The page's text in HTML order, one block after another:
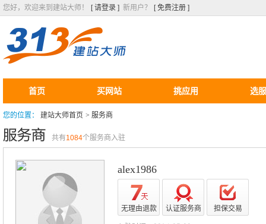
您好，欢迎来到建站大师！ [ 请登录 ] 新用户？ [ 免费注册 ]
首页 买网站 挑应用 选
您的位置： 建站大师首页 > 服务商
共有1084个服务商入驻
alex1986
无理由退款 认证服务商 担保交易